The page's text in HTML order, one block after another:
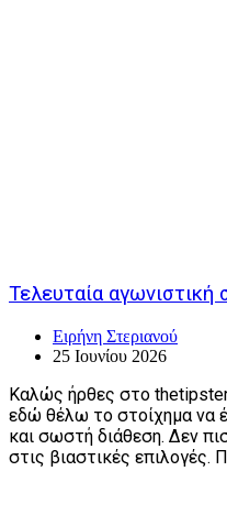
Τελευταία αγωνιστική
Ειρήνη Στεριανού
25 Ιουνίου 2026
Καλώς ήρθες στο
εδώ θέλω το στοίχημα να
και σωστή διάθεση. Δεν
στις βιαστικές επιλογές.